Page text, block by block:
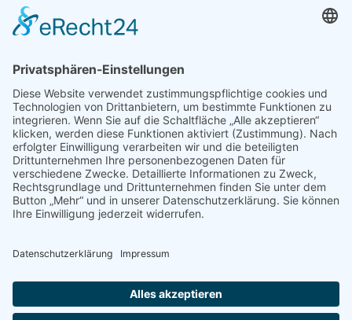
Historisches
Impressum/Kontakt
Naturschutz bunt
Broschüren und Folder
Presseaussendungen
Newsletter
Fotos und Videos
ANWALT DER NATUR
Erneuerbare Energien
Der Biber